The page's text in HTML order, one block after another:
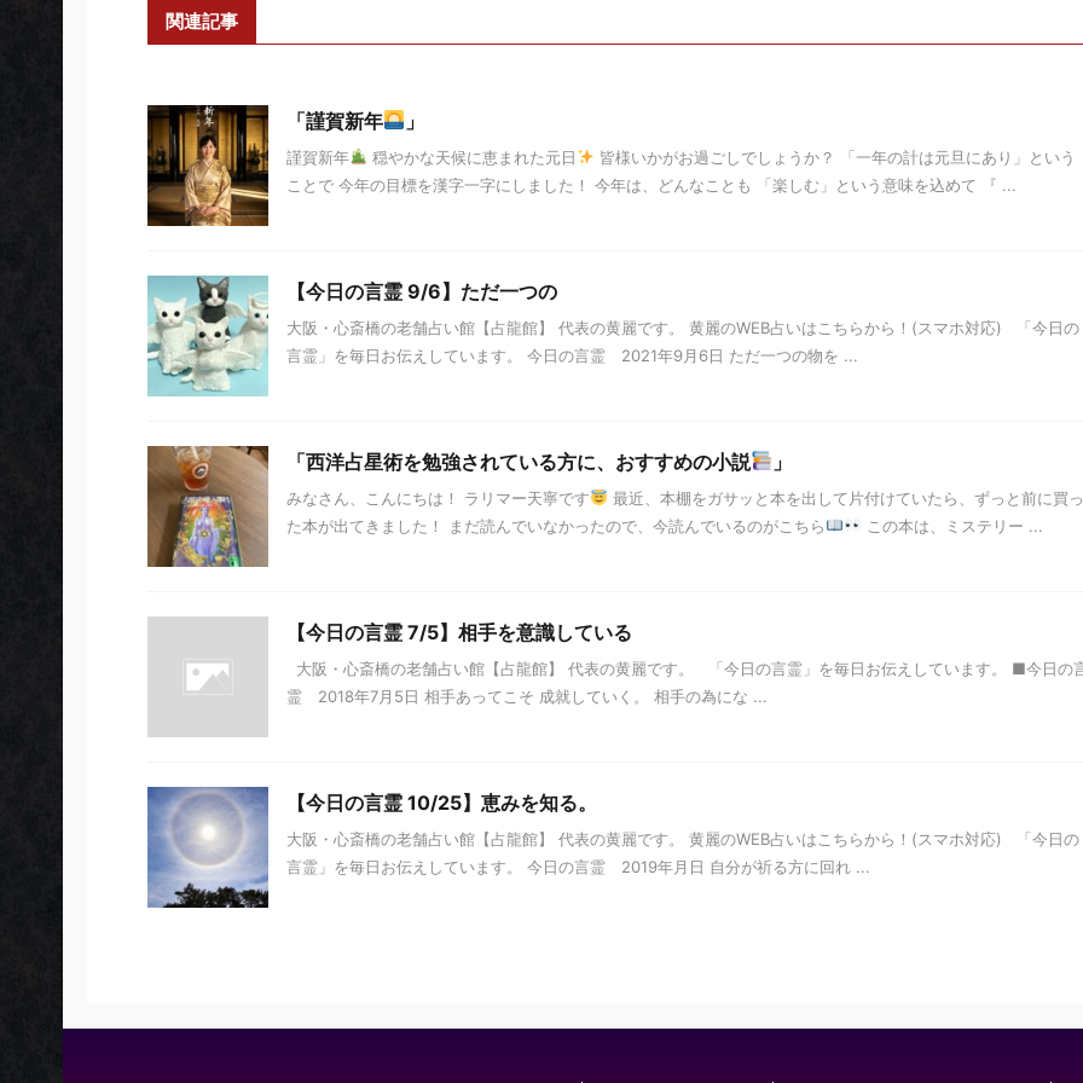
関連記事
「謹賀新年 」
謹賀新年 穏やかな天候に恵まれた元日
皆様いかがお過ごしでしょうか？ 「一年の計は元旦にあり」という
ことで 今年の目標を漢字一字にしました！ 今年は、どんなことも 「楽しむ」という意味を込めて 『 ...
【今日の言霊 9/6】ただ一つの
大阪・心斎橋の老舗占い館【占龍館】 代表の黄麗です。 黄麗のWEB占いはこちらから！(スマホ対応) 「今日の
言霊」を毎日お伝えしています。 今日の言霊 2021年9月6日 ただ一つの物を ...
「西洋占星術を勉強されている方に、おすすめの小説 」
みなさん、こんにちは！ ラリマー天寧です
最近、本棚をガサッと本を出して片付けていたら、ずっと前に買っ
た本が出てきました！ まだ読んでいなかったので、今読んでいるのがこちら
この本は、ミステリー ...
【今日の言霊 7/5】相手を意識している
大阪・心斎橋の老舗占い館【占龍館】 代表の黄麗です。 「今日の言霊」を毎日お伝えしています。 ■今日の
霊 2018年7月5日 相手あってこそ 成就していく。 相手の為にな ...
【今日の言霊 10/25】恵みを知る。
大阪・心斎橋の老舗占い館【占龍館】 代表の黄麗です。 黄麗のWEB占いはこちらから！(スマホ対応) 「今日の
言霊」を毎日お伝えしています。 今日の言霊 2019年月日 自分が祈る方に回れ ...